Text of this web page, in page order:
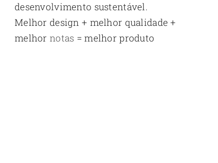
desenvolvimento sustentável.
Melhor design + melhor qualidade +
melhor notas = melhor produto